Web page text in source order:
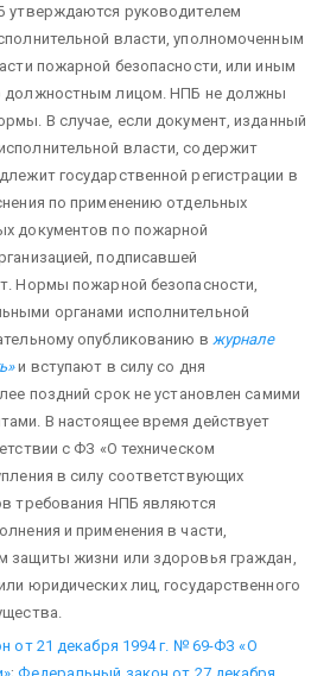
руководителем
власти, уполномоченным
пожарной безопасности, или иным
должностным лицом. НПБ не должны
В случае, если документ, изданный
власти, содержит
государственной регистрации в
по применению отдельных
доку­ментов по пожарной
подписавшей
Нормы пожарной безопасности,
органами исполнительной
опубликованию в журнале
и вступают в силу со дня
поздний срок не уста­новлен самими
В настоящее время действует
с ФЗ «О техническом
в силу соответствующих
требо­вания НПБ являются
и применения в части,
защиты жизни или здоровья граждан,
юридических лиц, государственного
от 21 декабря 1994 г. № 69-ФЗ «О
;Федеральный закон от 27 декаб­ря